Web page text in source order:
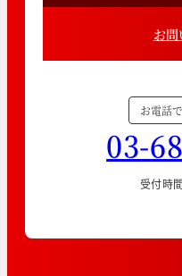
お
お電話
03-
受付時